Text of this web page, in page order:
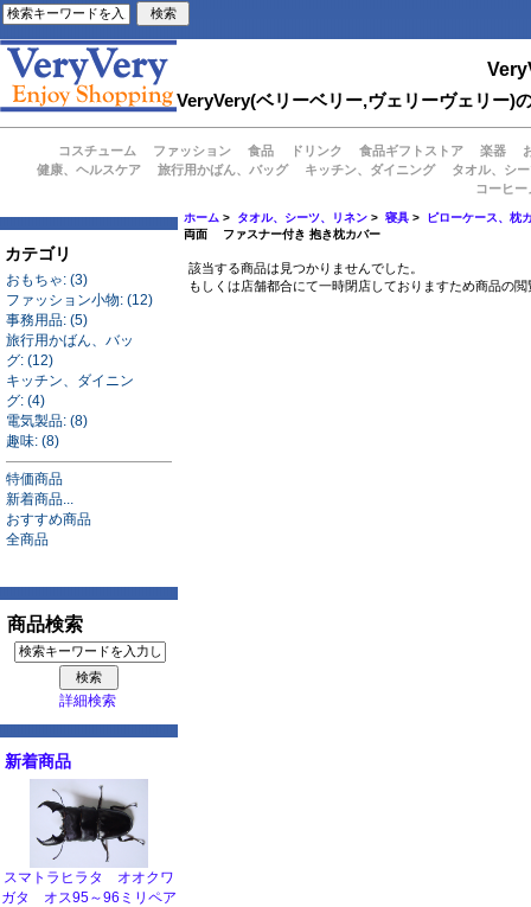
VeryVery(ベリーベリー,ヴェリーヴェリー)
コスチューム ファッション 食品 ドリンク 食品ギフトストア 楽器
健康、ヘルスケア
旅行用かばん、バッグ キッチン、ダイニング
タオル、シ
コーヒ
カテゴリ
おもちゃ: (3)
ファッション小物: (12)
事務用品: (5)
旅行用かばん、バッ
グ: (12)
キッチン、ダイニン
グ: (4)
電気製品: (8)
趣味: (8)
特価商品
新着商品...
おすすめ商品
全商品
商品検索
詳細検索
新着商品
スマトラヒラタ オオクワ
ガタ オス95～96ミリペア
ホーム > タオル、シーツ、リネン >寝具 >
ピローケース、枕
両面 ファスナー付き 抱き枕カバー
該当する商品は見つかりませんでした。
もしくは店舗都合にて一時閉店しておりますため商品の